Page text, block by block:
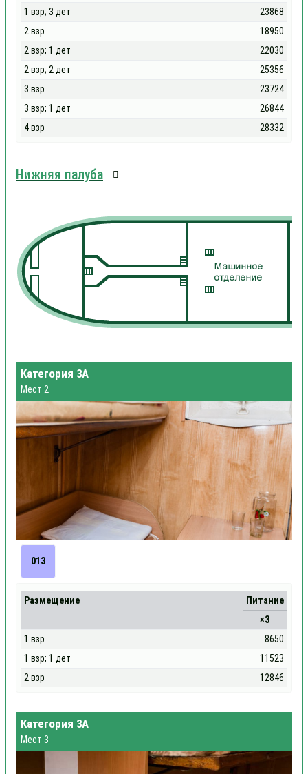
1 взр; 3 дет
23868
2 взр
18950
2 взр; 1 дет
22030
2 взр; 2 дет
25356
3 взр
23724
3 взр; 1 дет
26844
4 взр
28332
Нижняя палуба
Категория 3А
Мест 2
013
Размещение
Питание
×3
1 взр
8650
1 взр; 1 дет
11523
2 взр
12846
Категория 3А
Мест 3